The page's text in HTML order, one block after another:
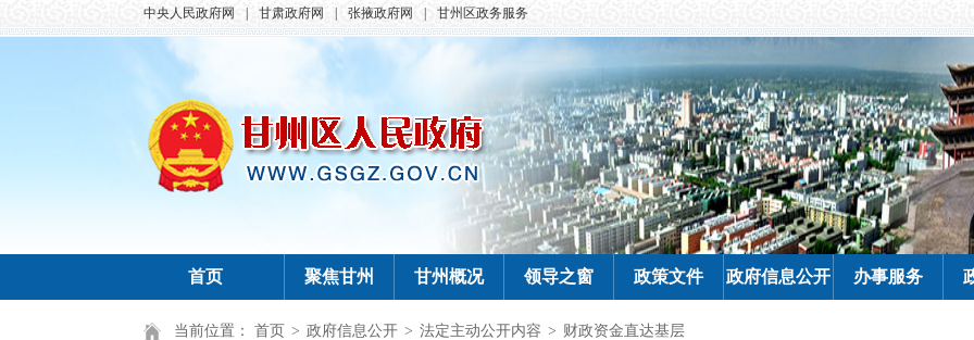
中央人民政府网 甘肃政府网 张掖政府网 甘州区政务服务
首页 聚焦甘州 甘州概况 领导之窗 政策文件 政府信息公开 办事服务
当前位置： 首页 > 政府信息公开 > 法定主动公开内容 > 财政资金直达基层